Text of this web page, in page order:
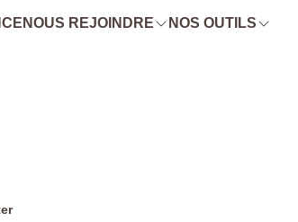
NOUS REJOINDRE NOS OUTILS